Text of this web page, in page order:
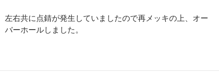
左右共に点錆が発生していましたので再メッキの上、オー
バーホールしました。